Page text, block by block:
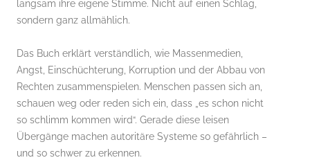
langsam ihre eigene Stimme. Nicht auf einen Schlag,
sondern ganz allmählich.
Das Buch erklärt verständlich, wie Massenmedien,
Angst, Einschüchterung, Korruption und der Abbau von
Rechten zusammenspielen. Menschen passen sich an,
schauen weg oder reden sich ein, dass „es schon nicht
so schlimm kommen wird“. Gerade diese leisen
Übergänge machen autoritäre Systeme so gefährlich –
und so schwer zu erkennen.